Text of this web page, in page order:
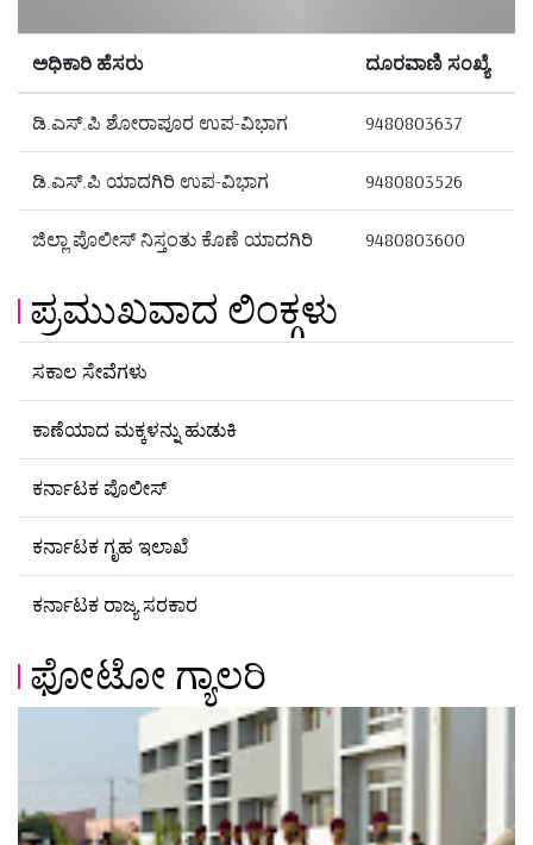
ಅಧಿಕಾರಿ ಹೆಸರು ದೂರವಾಣಿ ಸಂಖ್ಯೆ
ಡಿ.ಎಸ್.ಪಿ ಶೋರಾಪೂರ ಉಪ-ವಿಭಾಗ 9480803637
ಡಿ.ಎಸ್.ಪಿ ಯಾದಗಿರಿ ಉಪ-ವಿಭಾಗ 9480803526
ಜಿಲ್ಲಾ ಪೊಲೀಸ್ ನಿಸ್ತಂತು ಕೊಣೆ ಯಾದಗಿರಿ 9480803600
ಪ್ರಮುಖವಾದ ಲಿಂಕ್ಗಳು
ಸಕಾಲ ಸೇವೆಗಳು
ಕಾಣೆಯಾದ ಮಕ್ಕಳನ್ನು ಹುಡುಕಿ
ಕರ್ನಾಟಕ ಪೊಲೀಸ್
ಕರ್ನಾಟಕ ಗೃಹ ಇಲಾಖೆ
ಕರ್ನಾಟಕ ರಾಜ್ಯ ಸರಕಾರ
ಫೋಟೋ ಗ್ಯಾಲರಿ